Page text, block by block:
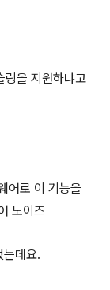
을 지원하냐고
어로 이 기능을
노이즈
는데요.